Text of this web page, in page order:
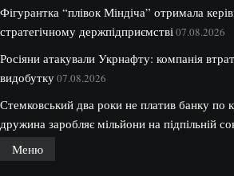
Фігурантка “плівок Міндіча” отримала
стратегічному держпідприємстві07.08.2026
Росіяни атакували Укрнафту: компанія
видобутку07.08.2026
Стемковський два роки не платив банку по
дружина заробляє мільйони на підпільній
Меню